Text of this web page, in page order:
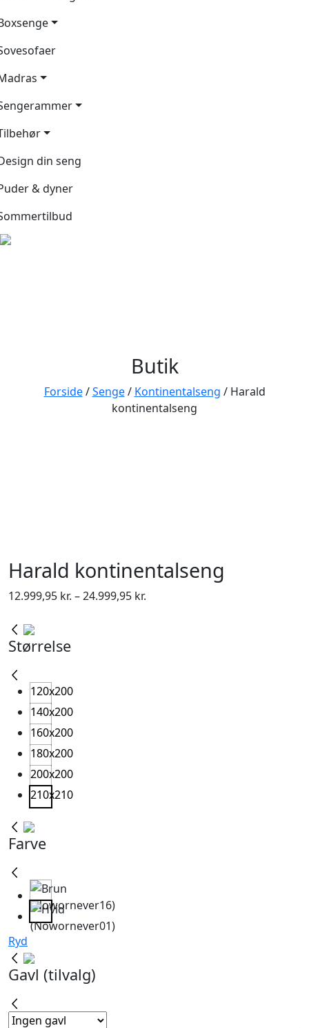
din seng
& dyner
Butik
Forside/Senge/ Kontinentalseng / Harald
kontinentalseng
Harald kontinentalseng
12.999,95 kr. –24.999,95 kr.
Størrelse
120x200
140x200
160x200
180x200
200x200
210x210
Farve
Ryd
Gavl (tilvalg)